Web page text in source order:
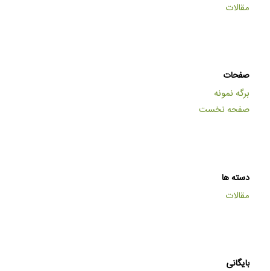
مقالات
صفحات
برگه نمونه
صفحه نخست
دسته ها
مقالات
بایگانی